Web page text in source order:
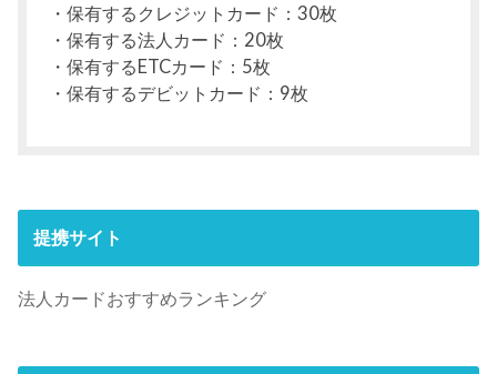
・保有するクレジットカード：30枚
・保有する法人カード：20枚
・保有するETCカード：5枚
・保有するデビットカード：9枚
提携サイト
法人カードおすすめランキング